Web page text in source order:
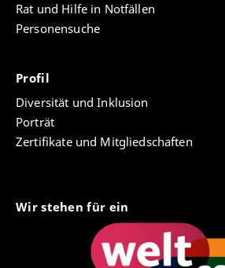
Rat und Hilfe in Notfällen
Personensuche
Profil
Diversität und Inklusion
Porträt
Zertifikate und Mitgliedschaften
Wir stehen für ein